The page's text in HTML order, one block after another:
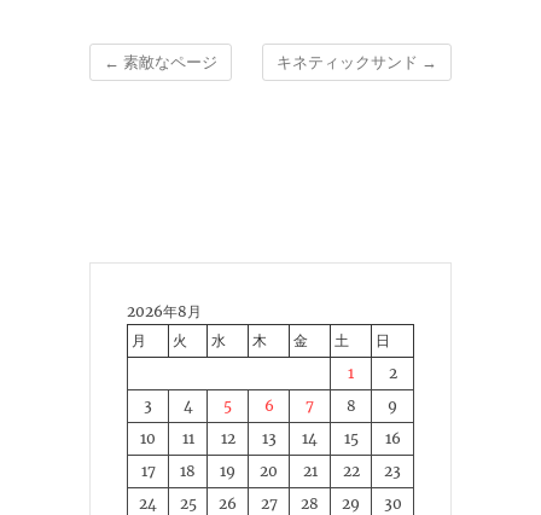
← 素敵なページ キネティックサンド →
2026年8月
月
火 水 木 金 土
日
1
2
3
4 5 6 7 8
9
10
11 12 13 14 15
16
17
18 19 20 21 22
23
24
25 26 27 28 29
30